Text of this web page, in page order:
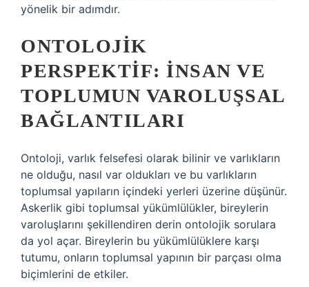
yönelik bir adımdır.
ONTOLOJIK
PERSPEKTIF: İNSAN VE
TOPLUMUN VAROLUŞSAL
BAĞLANTILARI
Ontoloji, varlık felsefesi olarak bilinir ve varlıkların
ne olduğu, nasıl var oldukları ve bu varlıkların
toplumsal yapıların içindeki yerleri üzerine düşünür.
Askerlik gibi toplumsal yükümlülükler, bireylerin
varoluşlarını şekillendiren derin ontolojik sorulara
da yol açar. Bireylerin bu yükümlülüklere karşı
tutumu, onların toplumsal yapının bir parçası olma
biçimlerini de etkiler.